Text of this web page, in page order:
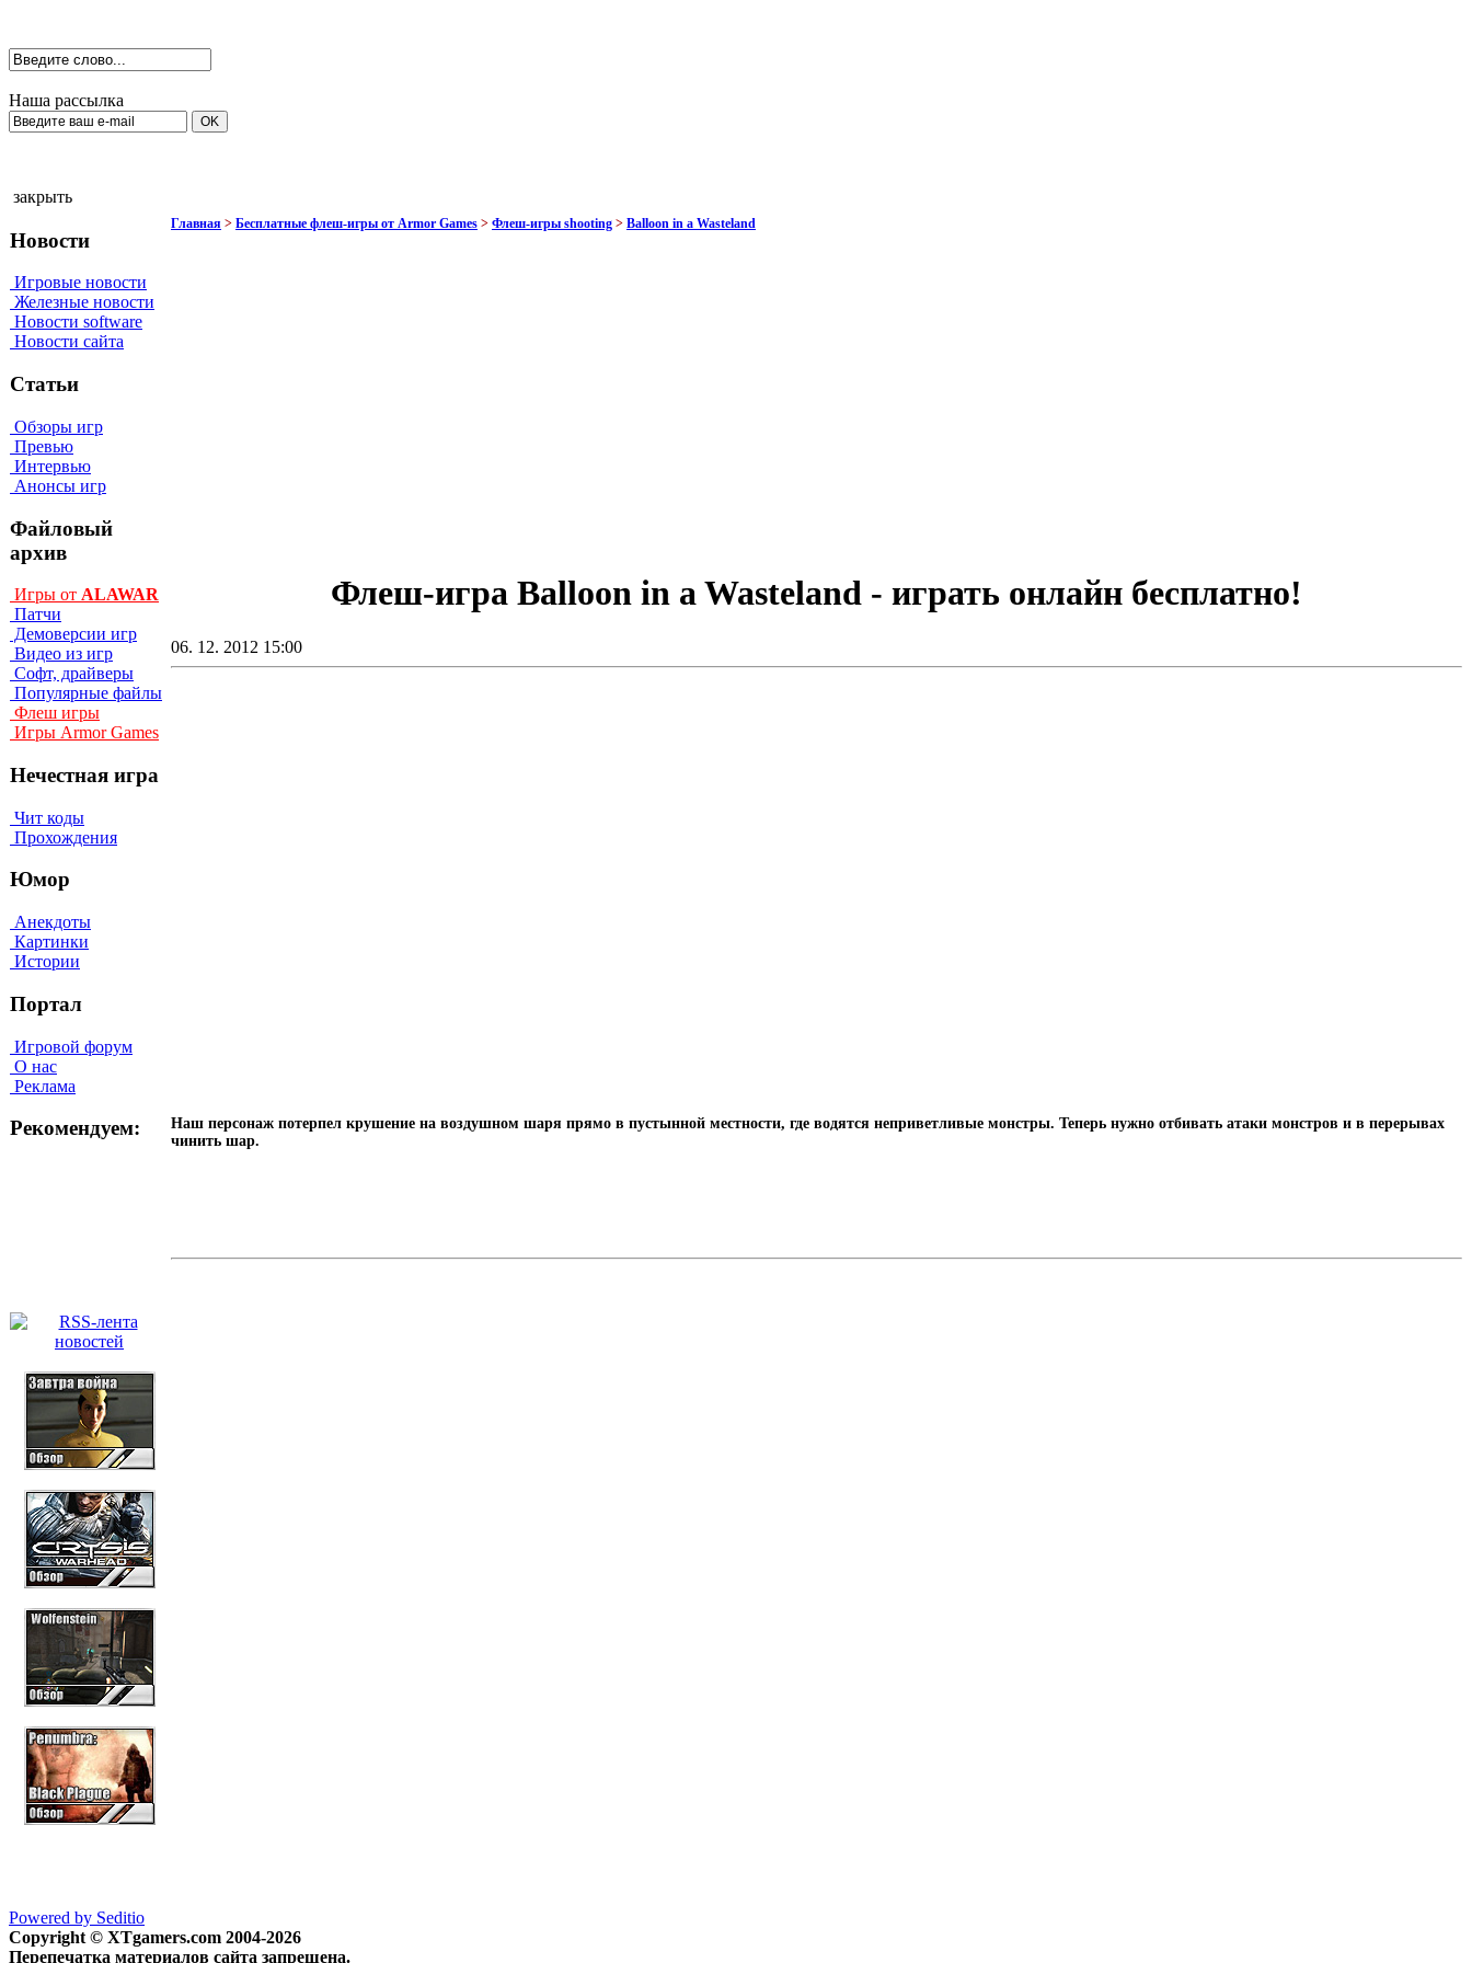
Наша рассылка
закрыть
Новости
Игровые новости
Железные новости
Новости software
Новости сайта
Статьи
Обзоры игр
Превью
Интервью
Анонсы игр
Файловый
архив
Игры от ALAWAR
Патчи
Демоверсии игр
Видео из игр
Софт, драйверы
Популярные файлы
Флеш игры
Игры Armor Games
Нечестная игра
Чит коды
Прохождения
Юмор
Анекдоты
Картинки
Истории
Портал
Игровой форум
О нас
Реклама
Рекомендуем:
Главная > Бесплатные флеш-игры от Armor Games > Флеш-игры shooting > Balloon in a Wasteland
Флеш-игра Balloon in a Wasteland - играть онлайн бесплатно!
06. 12. 2012 15:00
Наш персонаж потерпел крушение на воздушном шаря прямо в пустынной местности, где водятся неприветливые монстры. Теперь нужно отбивать атаки монстров и в перерывах
чинить шар.
Powered by Seditio
Copyright © XTgamers.com 2004-2026
Перепечатка материалов сайта запрещена.